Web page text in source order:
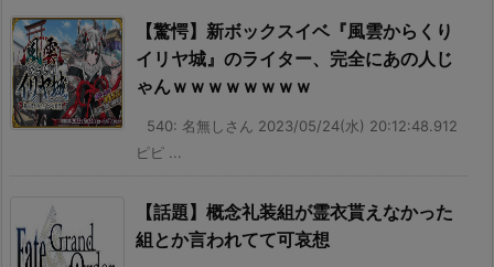
【驚愕】新ボックスイベ『風雲からくり
イリヤ城』のライター、完全にあの人じ
ゃんｗｗｗｗｗｗｗｗ
540: 名無しさん 2023/05/24(水) 20:12:48.912
ピピ ...
【話題】概念礼装組が霊衣貰えなかった
組とか言われてて可哀想